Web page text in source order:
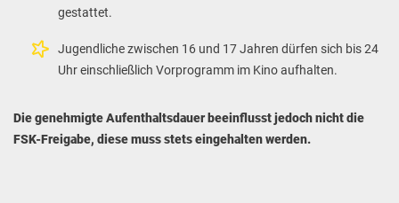
gestattet.
Jugendliche zwischen 16 und 17 Jahren dürfen sich bis 24
Uhr einschließlich Vorprogramm im Kino aufhalten.
Die genehmigte Aufenthaltsdauer beeinflusst jedoch nicht die
FSK-Freigabe, diese muss stets eingehalten werden.